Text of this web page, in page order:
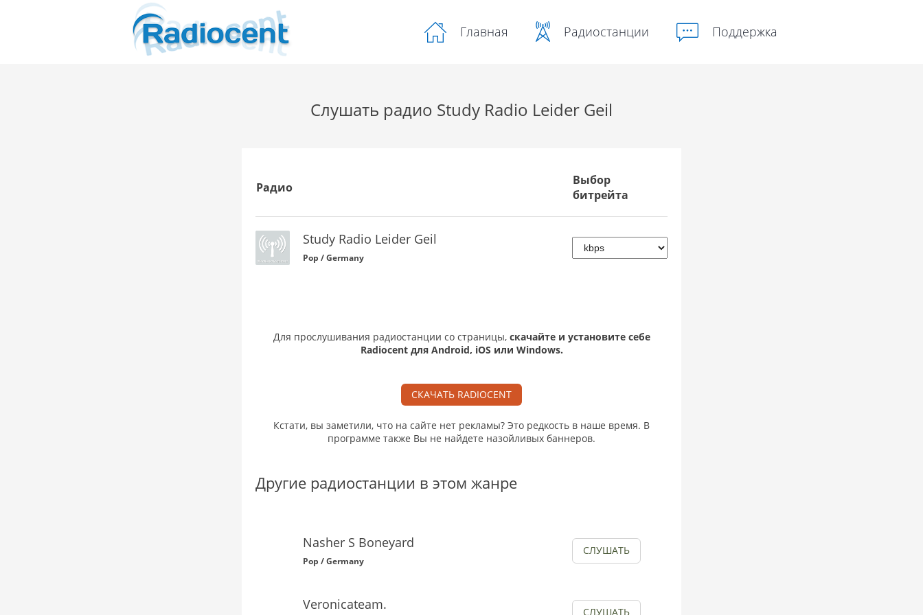
Главная Радиостанции Поддержка
Слушать радио Study Radio Leider Geil
Радио
Выбор
битрейта
Study Radio Leider Geil
Pop / Germany
Для прослушивания радиостанции со страницы, скачайте и установите себе
Radiocent для Android, iOS или Windows.
СКАЧАТЬ RADIOCENT
Кстати, вы заметили, что на сайте нет рекламы? Это редкость в наше время. В
программе также Вы не найдете назойливых баннеров.
Другие радиостанции в этом жанре
Nasher S Boneyard
Pop / Germany
СЛУШАТЬ
Veronicateam. СЛУШАТЬ